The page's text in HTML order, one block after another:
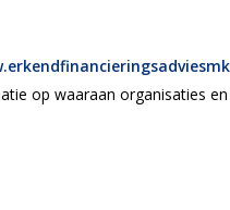
op waaraan organisaties